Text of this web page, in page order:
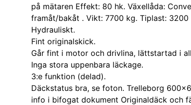
på mätaren Effekt: 80 hk. Växellåda:
framåt/bakåt . Vikt: 7700 kg. Tiplast: 3200
Hydrauliskt.
Fint originalskick.
Går fint i motor och drivlina, lättstartad i
Inga stora uppenbara läckage.
3:e funktion (delad).
Däckstatus bra, se foton. Trelleborg
info i bifogat dokument Originaldäck och